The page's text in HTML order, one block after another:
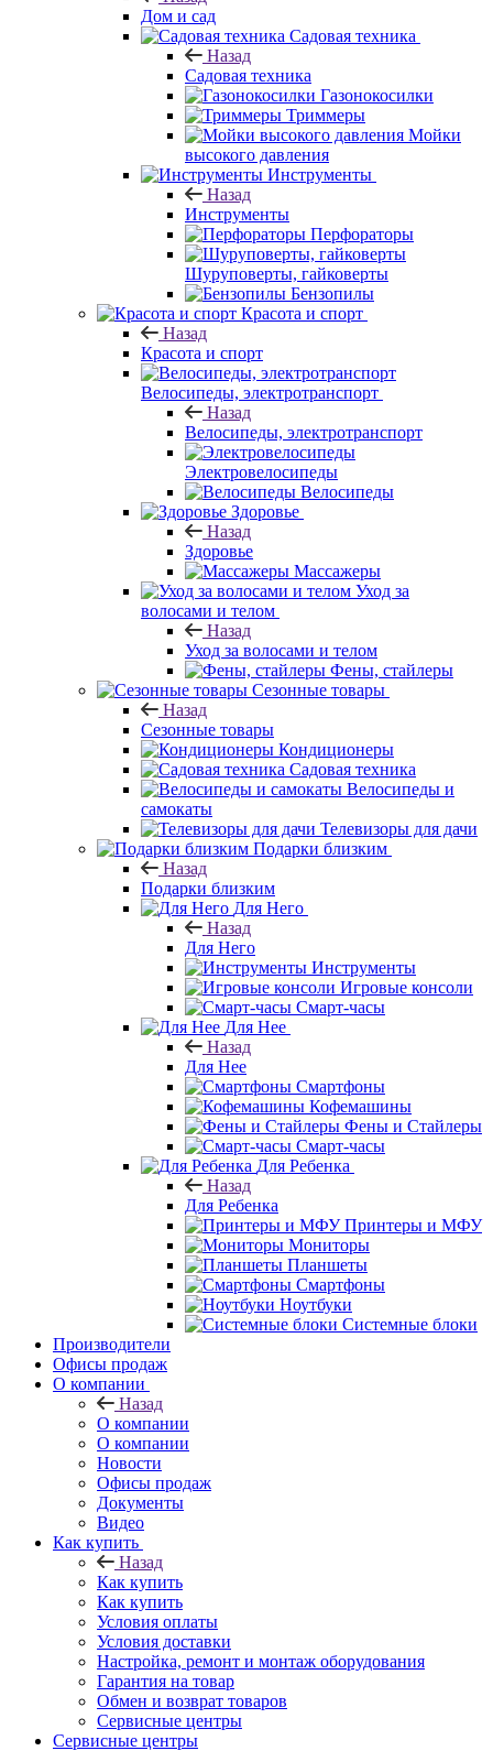
Дом и сад
Садовая техника
Назад
Садовая техника
Газонокосилки
Триммеры
Мойки
высокого давления
Инструменты
Назад
Инструменты
Перфораторы
Шуруповерты, гайковерты
Бензопилы
Красота и спорт
Назад
Красота и спорт
Велосипеды, электротранспорт
Назад
Велосипеды, электротранспорт
Электровелосипеды
Велосипеды
Здоровье
Назад
Здоровье
Массажеры
Уход за
волосами и телом
Назад
Уход за волосами и телом
Фены, стайлеры
Сезонные товары
Назад
Сезонные товары
Кондиционеры
Садовая техника
Велосипеды и
самокаты
Телевизоры для дачи
Подарки близким
Назад
Подарки близким
Для Него
Назад
Для Него
Инструменты
Игровые консоли
Смарт-часы
Для Нее
Назад
Для Нее
Смартфоны
Кофемашины
Фены и Стайлеры
Смарт-часы
Для Ребенка
Назад
Для Ребенка
Принтеры и МФУ
Мониторы
Планшеты
Смартфоны
Ноутбуки
Системные блоки
Производители
Офисы продаж
О компании
Назад
О компании
О компании
Новости
Офисы продаж
Документы
Видео
Как купить
Назад
Как купить
Как купить
Условия оплаты
Условия доставки
Настройка, ремонт и монтаж оборудования
Гарантия на товар
Обмен и возврат товаров
Сервисные центры
Сервисные центры